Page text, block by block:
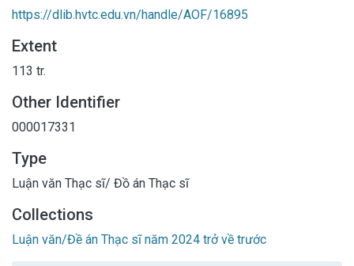
https://dlib.hvtc.edu.vn/handle/AOF/16895
Extent
113 tr.
Other Identifier
000017331
Type
Luận văn Thạc sĩ/ Đồ án Thạc sĩ
Collections
Luận văn/Đề án Thạc sĩ năm 2024 trở về trước